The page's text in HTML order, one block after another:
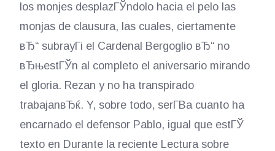
los monjes desplazГЎndolo hacia el pelo las
monjas de clausura, las cuales, ciertamente
вЂ“ subrayГі el Cardenal Bergoglio вЂ“ no
вЂњestГЎn al completo el aniversario mirando
el gloria. Rezan y no ha transpirado
trabajanвЂќ. Y, sobre todo, serГ­В­a cuanto ha
encarnado el defensor Pablo, igual que estГЎ
texto en Durante la reciente Lectura sobre